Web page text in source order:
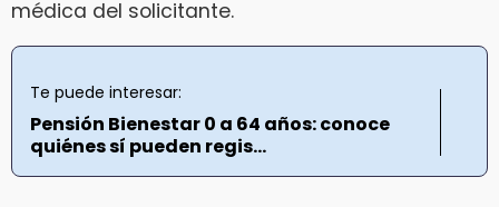
médica del solicitante.
Te puede interesar:
Pensión Bienestar 0 a 64 años: conoce
quiénes sí pueden regis...